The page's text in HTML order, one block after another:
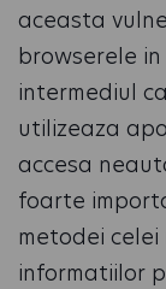
aceasta
browserele
intermediul
utilizeaza
accesa
foarte
metodei
informatiilor